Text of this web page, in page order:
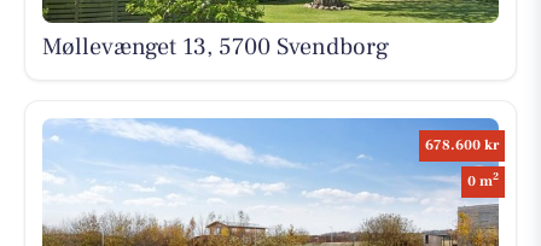
Møllevænget 13, 5700 Svendborg
678.600 kr
0 m2